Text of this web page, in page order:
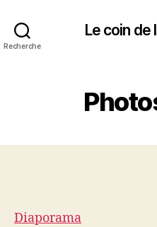
Recherche
Le coin de
Diaporama